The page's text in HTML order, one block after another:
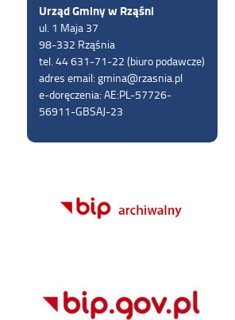
Urząd Gminy w Rząśni
ul. 1 Maja 37
98-332 Rząśnia
tel. 44 631-71-22 (biuro podawcze)
adres email: gmina@rzasnia.pl
e-doręczenia: AE:PL-57726-
56911-GBSAJ-23